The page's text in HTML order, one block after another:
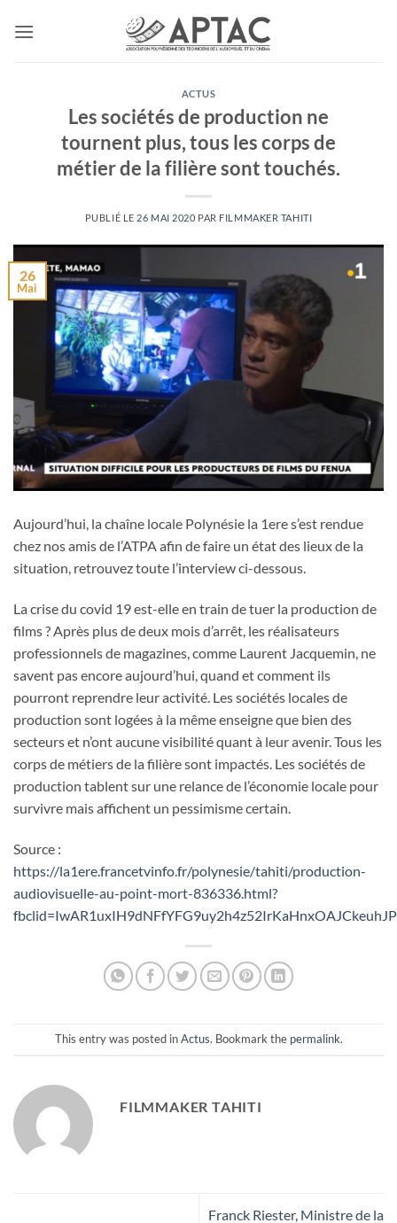
ACTUS
Les sociétés de production ne
tournent plus, tous les corps de
métier de la filière sont touchés.
PUBLIÉ LE 26 MAI 2020 PAR FILMMAKER TAHITI
26
Mai
Aujourd’hui, la chaîne locale Polynésie la 1ere s’est rendue
chez nos amis de l’ATPA afin de faire un état des lieux de la
situation, retrouvez toute l’interview ci-dessous.
La crise du covid 19 est-elle en train de tuer la production de
films ? Après plus de deux mois d’arrêt, les réalisateurs
professionnels de magazines, comme Laurent Jacquemin, ne
savent pas encore aujourd’hui, quand et comment ils
pourront reprendre leur activité. Les sociétés locales de
production sont logées à la même enseigne que bien des
secteurs et n’ont aucune visibilité quant à leur avenir. Tous les
corps de métiers de la filière sont impactés. Les sociétés de
production tablent sur une relance de l’économie locale pour
survivre mais affichent un pessimisme certain.
Source :
https://la1ere.francetvinfo.fr/polynesie/tahiti/production-
audiovisuelle-au-point-mort-836336.html?
This entry was posted inActus. Bookmark the permalink.
FILMMAKER TAHITI
Franck Riester, Ministre de la